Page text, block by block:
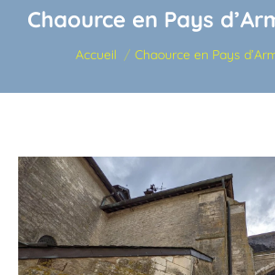
Chaource en Pays
Vous êtes ici :
Accueil Chaource en Pays